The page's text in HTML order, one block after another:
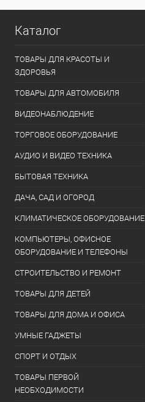
Каталог
ТОВАРЫ ДЛЯ КРАСОТЫ И
ЗДОРОВЬЯ
ТОВАРЫ ДЛЯ АВТОМОБИЛЯ
ВИДЕОНАБЛЮДЕНИЕ
ТОРГОВОЕ ОБОРУДОВАНИЕ
АУДИО И ВИДЕО ТЕХНИКА
БЫТОВАЯ ТЕХНИКА
ДАЧА, САД И ОГОРОД
КЛИМАТИЧЕСКОЕ ОБОРУДОВАНИЕ
КОМПЬЮТЕРЫ, ОФИСНОЕ
ОБОРУДОВАНИЕ И ТЕЛЕФОНЫ
СТРОИТЕЛЬСТВО И РЕМОНТ
ТОВАРЫ ДЛЯ ДЕТЕЙ
ТОВАРЫ ДЛЯ ДОМА И ОФИСА
УМНЫЕ ГАДЖЕТЫ
СПОРТ И ОТДЫХ
ТОВАРЫ ПЕРВОЙ
НЕОБХОДИМОСТИ